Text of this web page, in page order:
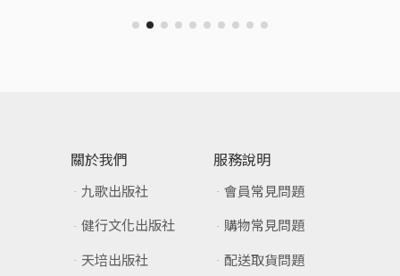
關於我們
九歌出版社
健行文化出版社
天培出版社
服務說明
會員常見問題
購物常見問題
配送取貨問題